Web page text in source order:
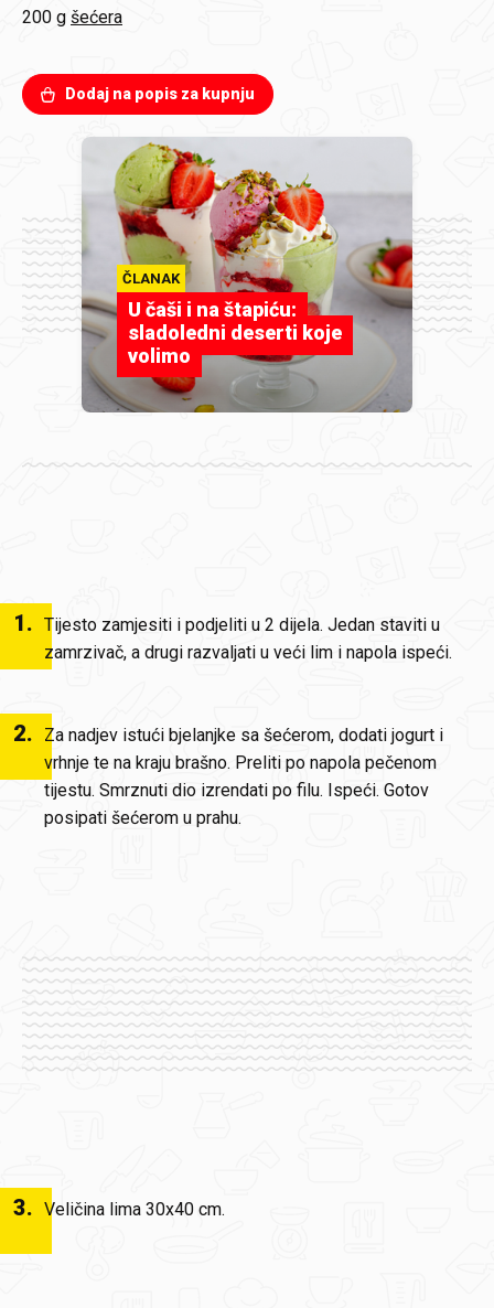
200 g šećera
Dodaj na popis za kupnju
ČLANAK
U čaši i na štapiću:
sladoledni deserti koje
volimo
1. Tijesto zamjesiti i podjeliti u 2 dijela. Jedan staviti u
zamrzivač, a drugi razvaljati u veći lim i napola ispeći.
2.
Za nadjev istući bjelanjke sa šećerom, dodati jogurt i
vrhnje te na kraju brašno. Preliti po napola pečenom
tijestu. Smrznuti dio izrendati po filu. Ispeći. Gotov
posipati šećerom u prahu.
3. Veličina lima 30x40 cm.